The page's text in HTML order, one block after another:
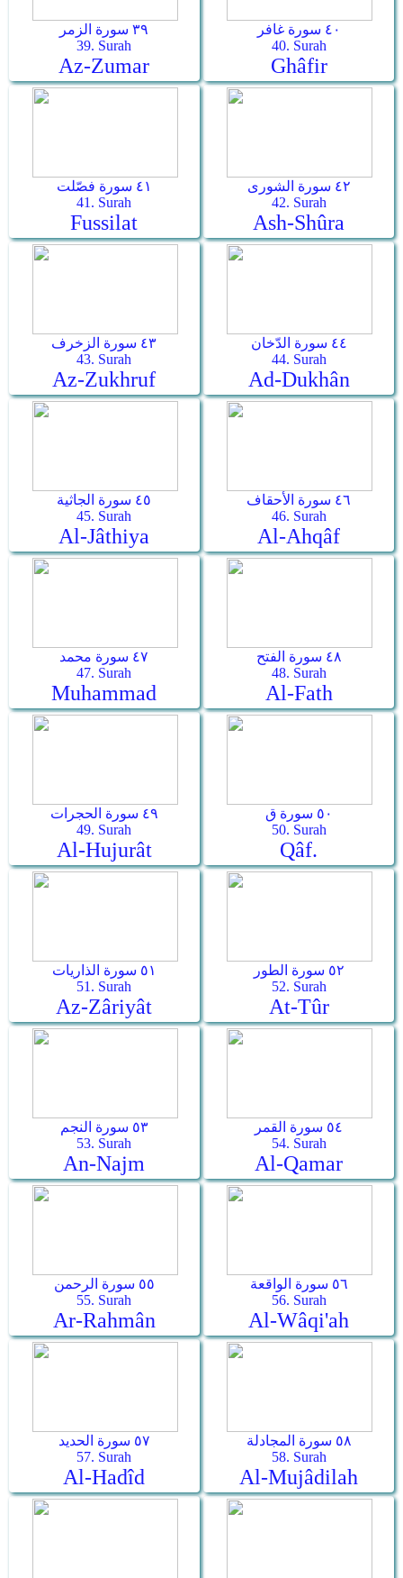
٣٩ سورة الزمر
39. Surah
Az-Zumar
٤٠ سورة غافر
40. Surah
Ghâfir
٤١ سورة فصّلت
41. Surah
Fussilat
٤٢ سورة الشورى
42. Surah
Ash-Shûra
٤٣ سورة الزخرف
43. Surah
Az-Zukhruf
٤٤ سورة الدّخان
44. Surah
Ad-Dukhân
٤٥ سورة الجاثية
45. Surah
Al-Jâthiya
٤٦ سورة الأحقاف
46. Surah
Al-Ahqâf
٤٧ سورة محمد
47. Surah
Muhammad
٤٨ سورة الفتح
48. Surah
Al-Fath
٤٩ سورة الحجرات
49. Surah
Al-Hujurât
٥٠ سورة ق
50. Surah
Qâf.
٥١ سورة الذاريات
51. Surah
Az-Zâriyât
٥٢ سورة الطور
52. Surah
At-Tûr
٥٣ سورة النجم
53. Surah
An-Najm
٥٤ سورة القمر
54. Surah
Al-Qamar
٥٥ سورة الرحمن
55. Surah
Ar-Rahmân
٥٦ سورة الواقعة
56. Surah
Al-Wâqi'ah
٥٧ سورة الحديد
57. Surah
Al-Hadîd
٥٨ سورة المجادلة
58. Surah
Al-Mujâdilah